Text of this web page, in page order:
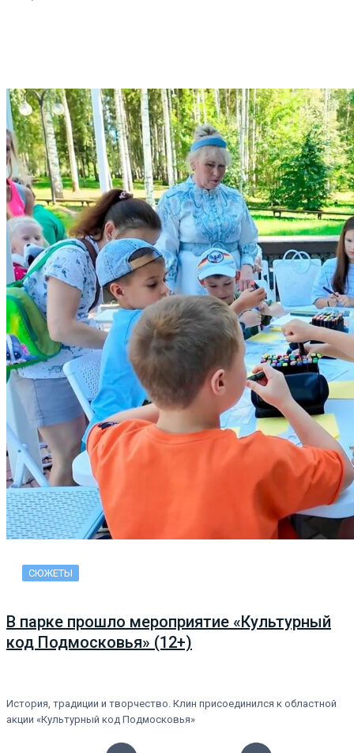
СЮЖЕТЫ
В парке прошло мероприятие «Культурный
код Подмосковья» (12+)
История, традиции и творчество. Клин присоединился к областной
акции «Культурный код Подмосковья»